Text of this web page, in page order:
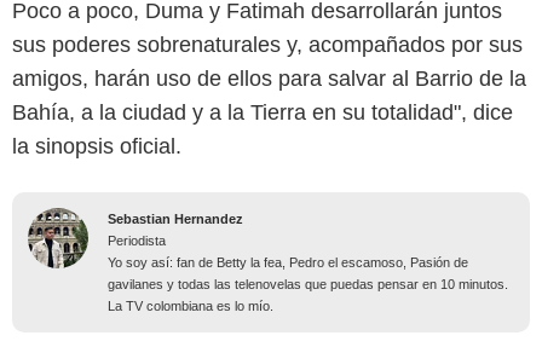
Poco a poco, Duma y Fatimah desarrollarán juntos
sus poderes sobrenaturales y, acompañados por sus
amigos, harán uso de ellos para salvar al Barrio de la
Bahía, a la ciudad y a la Tierra en su totalidad", dice
la sinopsis oficial.
Sebastian Hernandez
Periodista
Yo soy así: fan de Betty la fea, Pedro el escamoso, Pasión de
gavilanes y todas las telenovelas que puedas pensar en 10 minutos.
La TV colombiana es lo mío.